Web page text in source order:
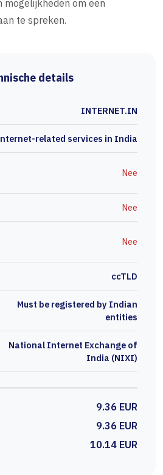
mogelijkheden om een
te spreken.
details
INTERNET.IN
related services in India
Nee
Nee
Nee
ccTLD
Must be registered by Indian
entities
National Internet Exchange of
India (NIXI)
9.36 EUR
9.36 EUR
10.14 EUR